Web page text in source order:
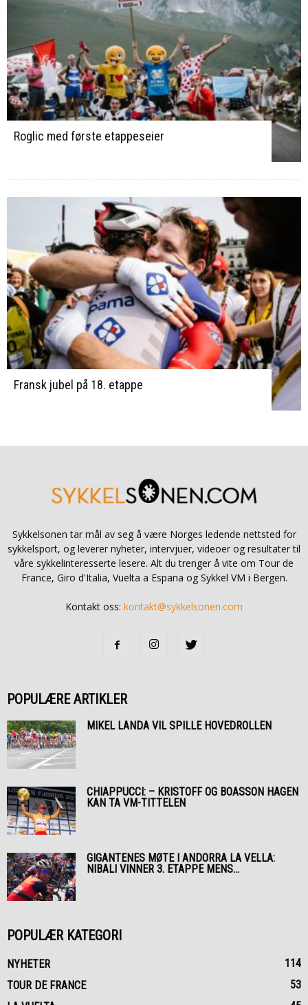
Roglic med første etappeseier
Fransk jubel på 18. etappe
Sykkelsonen tar mål av seg å være Norges ledende nettsted for
sykkelsport, og leverer nyheter, intervjuer, videoer og resultater til
våre sykkelinteresserte lesere. Alt du trenger å vite om Tour de
France, Giro d'Italia, Vuelta a Espana og Sykkel VM i Bergen.
Kontakt oss: kontakt@sykkelsonen.com
POPULÆRE ARTIKLER
MIKEL LANDA VIL SPILLE HOVEDROLLEN
CHIAPPUCCI: – KRISTOFF OG BOASSON HAGEN
KAN TA VM-TITTELEN
GIGANTENES MØTE I ANDORRA LA VELLA:
NIBALI VINNER 3. ETAPPE MENS...
POPULÆR KATEGORI
NYHETER
114
TOUR DE FRANCE
53